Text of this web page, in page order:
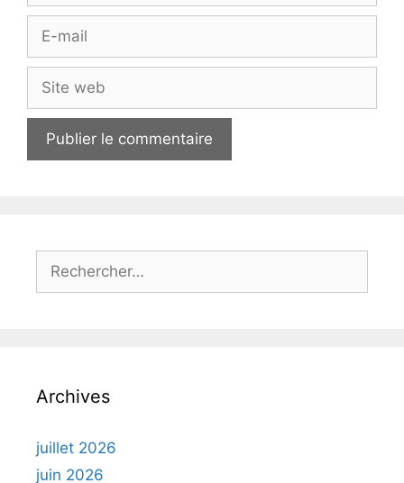
Site
web
Rechercher :
Archives
juillet 2026
juin 2026